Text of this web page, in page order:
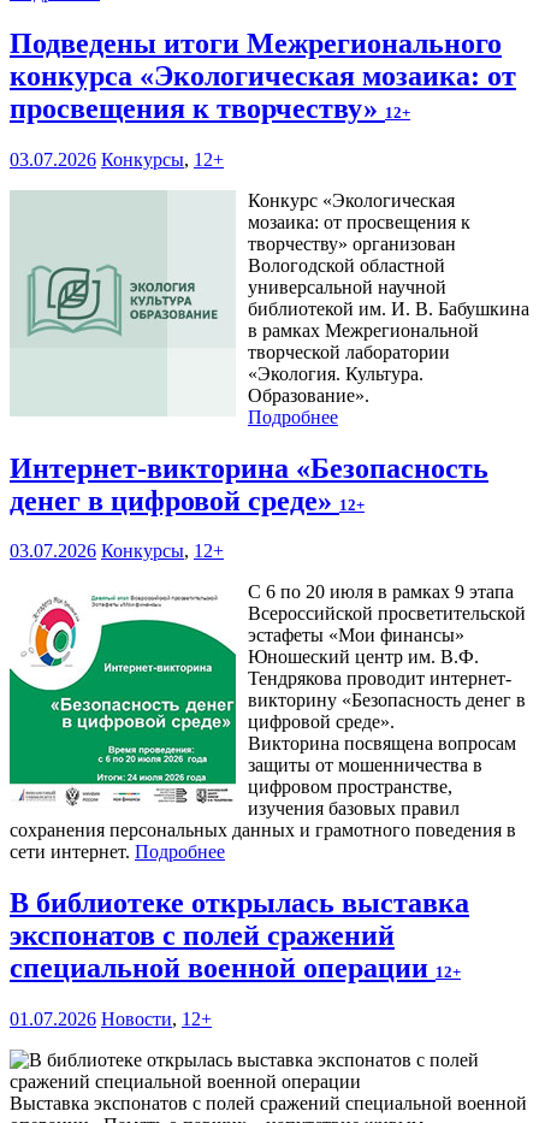
Подведены итоги Межрегионального
конкурса «Экологическая мозаика: от
просвещения к творчеству» 12+
03.07.2026 Конкурсы, 12+
Конкурс «Экологическая
мозаика: от просвещения к
творчеству» организован
Вологодской областной
универсальной научной
библиотекой им. И. В. Бабушкина
в рамках Межрегиональной
творческой лаборатории
«Экология. Культура.
Образование».
Подробнее
Интернет-викторина «Безопасность
денег в цифровой среде» 12+
03.07.2026 Конкурсы, 12+
С 6 по 20 июля в рамках 9 этапа
Всероссийской просветительской
эстафеты «Мои финансы»
Юношеский центр им. В.Ф.
Тендрякова проводит интернет-
викторину «Безопасность денег в
цифровой среде».
Викторина посвящена вопросам
защиты от мошенничества в
цифровом пространстве,
изучения базовых правил
сохранения персональных данных и грамотного поведения в
сети интернет. Подробнее
В библиотеке открылась выставка
экспонатов с полей сражений
специальной военной операции 12+
01.07.2026 Новости, 12+
Выставка экспонатов с полей сражений специальной военной